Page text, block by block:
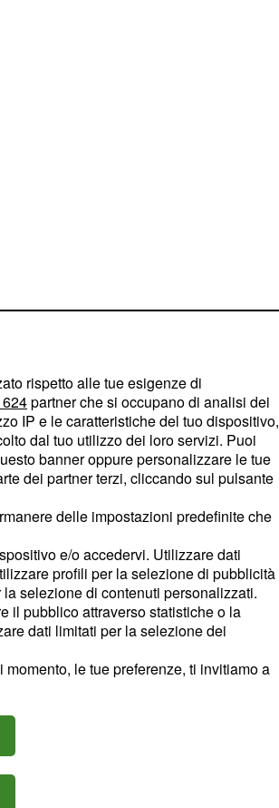
rispetto alle tue esigenze di
partner che si occupano di analisi dei
IP e le caratteristiche del tuo dispositivo,
dal tuo utilizzo dei loro servizi. Puoi
banner oppure personalizzare le tue
dei partner terzi, cliccando sul pulsante
delle impostazioni predefinite che
e/o accedervi. Utilizzare dati
profili per la selezione di pubblicità
selezione di contenuti personalizzati.
il pubblico attraverso statistiche o la
dati limitati per la selezione dei
le tue preferenze, ti invitiamo a